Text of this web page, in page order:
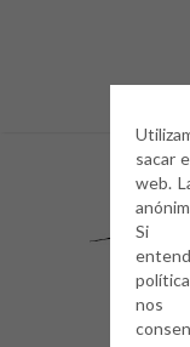
sacar
web.
Si
nos